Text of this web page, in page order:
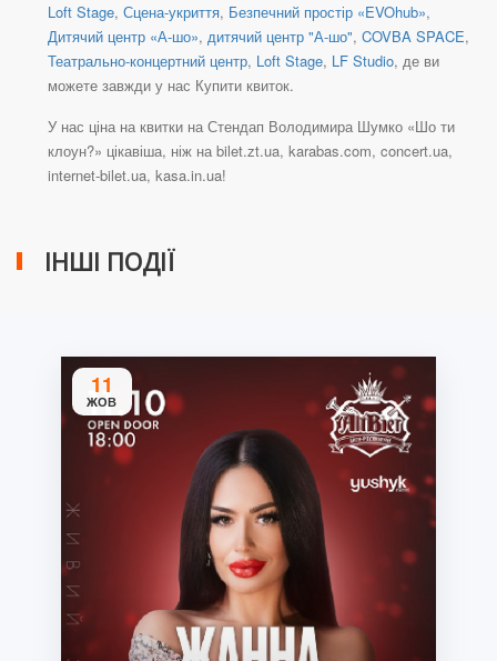
Loft Stage, Сцена-укриття, Безпечний простір «EVOhub»,
Дитячий центр «А-шо», дитячий центр "А-шо", COVBA SPACE,
Театрально-концертний центр, Loft Stage, LF Studio, де ви
можете завжди у нас Купити квиток.
У нас ціна на квитки на Стендап Володимира Шумко «Шо ти
клоун?» цікавіша, ніж на bilet.zt.ua, karabas.com, concert.ua,
internet-bilet.ua, kasa.in.ua!
ІНШІ ПОДІЇ
11
ЖОВ